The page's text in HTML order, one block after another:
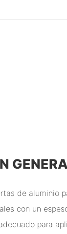
de aluminio
con un
para